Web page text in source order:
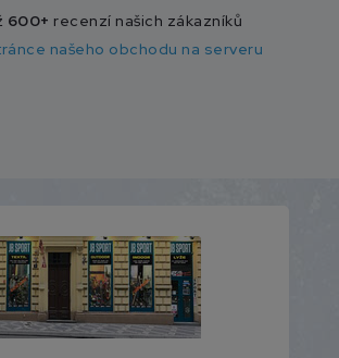
600+ recenzí našich zákazníků
našeho obchodu na serveru